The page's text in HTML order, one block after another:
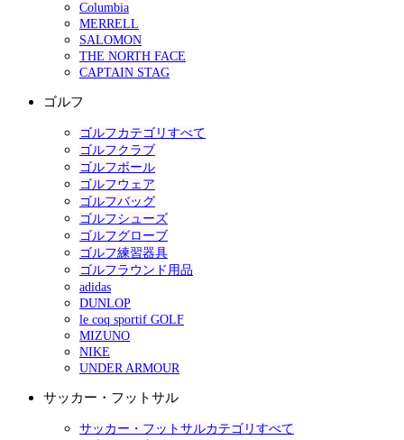
Columbia
MERRELL
SALOMON
THE NORTH FACE
CAPTAIN STAG
ゴルフ
ゴルフカテゴリすべて
ゴルフクラブ
ゴルフボール
ゴルフウェア
ゴルフバッグ
ゴルフシューズ
ゴルフグローブ
ゴルフ練習器具
ゴルフラウンド用品
adidas
DUNLOP
le coq sportif GOLF
MIZUNO
NIKE
UNDER ARMOUR
サッカー・フットサル
サッカー・フットサルカテゴリすべて